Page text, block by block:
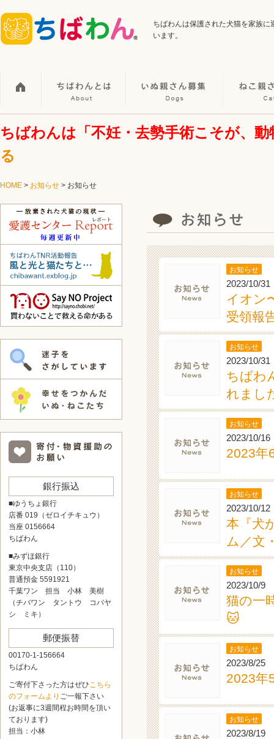
ちばわんは保護された犬猫を家族
います。
ちばわんは「不妊・去勢手術こそが、
る
HOME > お知らせ > お知らせ
お知らせ
2023/10/31
イオン
受領報
お知らせ
2023/10/31
ちばわ
れまし
お知らせ
2023/10/16
2023年
お知らせ
2023/10/12
本『犬
ム／文
お知らせ
2023/10/9
猫の一
🐱
お知らせ
2023/8/25
2023年
お知らせ
2023/8/19
銀行振込
■ゆうちょ銀行
店番 019（ゼロイチキュウ）
当座 0156664
ちばわん
■みずほ銀行
東京中央支店（110）
普通預金 5591921
千葉ワン 担当 小林 美樹
（チバワン タントウ コバヤ
シ ミキ）
郵便振替
00170-1-156664
ちばわん
ご寄付下さった方はぜひこちら
のフォームより ご一報下さい
(お返事に3週間程お時間を頂い
ております)
担当：小林